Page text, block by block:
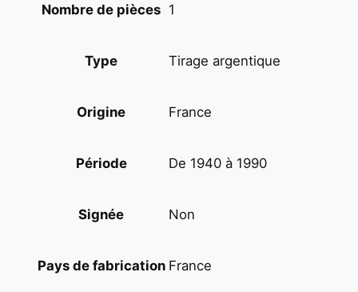
A
T
Nombre de pièces 1
Type Tirage argentique
Origine France
Période De 1940 à 1990
Signée Non
Pays de fabrication France